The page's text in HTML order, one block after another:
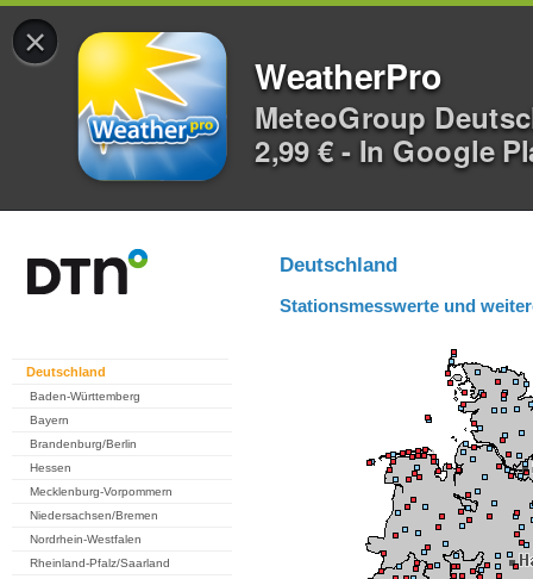
×
WeatherPro
MeteoGroup
2,99 € - In Google
Deutschland
Baden-Württemberg
Bayern
Brandenburg/Berlin
Hessen
Mecklenburg-Vorpommern
Niedersachsen/Bremen
Nordrhein-Westfalen
Rheinland-Pfalz/Saarland
Deutschland
Stationsmesswerte und